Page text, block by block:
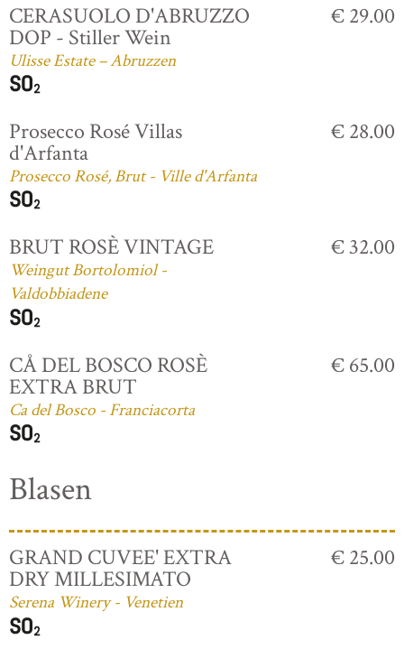
CERASUOLO D'ABRUZZO
DOP - Stiller Wein
Ulisse Estate – Abruzzen
€ 29.00
Prosecco Rosé Villas
d'Arfanta
Prosecco Rosé, Brut - Ville d'Arfanta
€ 28.00
BRUT ROSÈ VINTAGE
Weingut Bortolomiol -
Valdobbiadene
€ 32.00
CÅ DEL BOSCO ROSÈ
EXTRA BRUT
Ca del Bosco - Franciacorta
€ 65.00
Blasen
GRAND CUVEE' EXTRA
DRY MILLESIMATO
Serena Winery - Venetien
€ 25.00